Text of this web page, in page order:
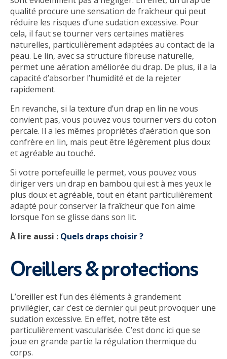
qualité procure une sensation de fraîcheur qui peut
réduire les risques d’une sudation excessive. Pour
cela, il faut se tourner vers certaines matières
naturelles, particulièrement adaptées au contact de la
peau. Le lin, avec sa structure fibreuse naturelle,
permet une aération améliorée du drap. De plus, il a la
capacité d’absorber l’humidité et de la rejeter
rapidement.
En revanche, si la texture d’un drap en lin ne vous
convient pas, vous pouvez vous tourner vers du coton
percale. Il a les mêmes propriétés d’aération que son
confrère en lin, mais peut être légèrement plus doux
et agréable au touché.
Si votre portefeuille le permet, vous pouvez vous
diriger vers un drap en bambou qui est à mes yeux le
plus doux et agréable, tout en étant particulièrement
adapté pour conserver la fraîcheur que l’on aime
lorsque l’on se glisse dans son lit.
À lire aussi : Quels draps choisir ?
Oreillers & protections
L’oreiller est l’un des éléments à grandement
privilégier, car c’est ce dernier qui peut provoquer une
sudation excessive. En effet, notre tête est
particulièrement vascularisée. C’est donc ici que se
joue en grande partie la régulation thermique du
corps.